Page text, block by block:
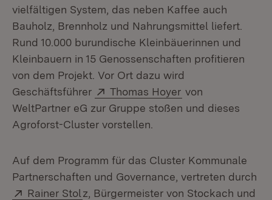
vielfältigen System, das neben Kaffee auch
Bauholz, Brennholz und Nahrungsmittel liefert.
Rund 10.000 burundische Kleinbäuerinnen und
Kleinbauern in 15 Genossenschaften profitieren
von dem Projekt. Vor Ort dazu wird
Geschäftsführer
Extern:
Thomas Hoyer (Öffnet in neuem
von
WeltPartner eG zur Gruppe stoßen und dieses
Agroforst-Cluster vorstellen.
Auf dem Programm für das Cluster Kommunale
Partnerschaften und Governance, vertreten durch
Extern:
Rainer Stol (Öffnet in neuem Fenster)
z, Bürgermeister von Stockach und